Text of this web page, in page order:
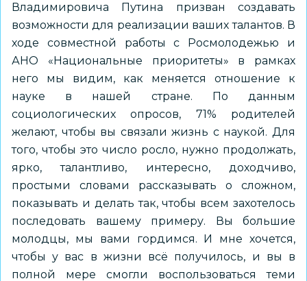
Владимировича Путина призван создавать
возможности для реализации ваших талантов. В
ходе совместной работы с Росмолодежью и
АНО «Национальные приоритеты» в рамках
него мы видим, как меняется отношение к
науке в нашей стране. По данным
социологических опросов, 71% родителей
желают, чтобы вы связали жизнь с наукой. Для
того, чтобы это число росло, нужно продолжать,
ярко, талантливо, интересно, доходчиво,
простыми словами рассказывать о сложном,
показывать и делать так, чтобы всем захотелось
последовать вашему примеру. Вы большие
молодцы, мы вами гордимся. И мне хочется,
чтобы у вас в жизни всё получилось, и вы в
полной мере смогли воспользоваться теми